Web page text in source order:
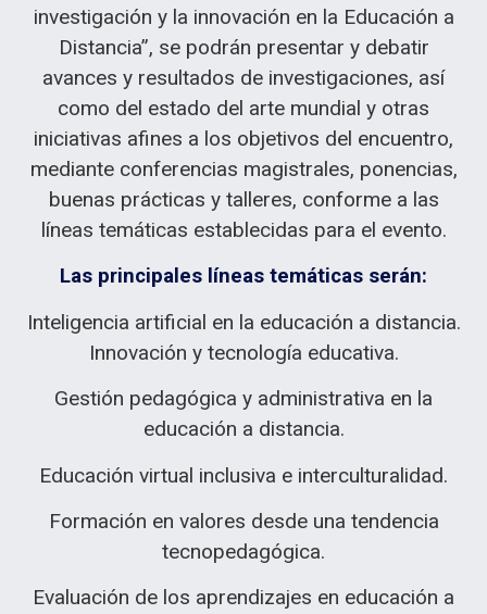
investigación y la innovación en la Educación a
Distancia”, se podrán presentar y debatir
avances y resultados de investigaciones, así
como del estado del arte mundial y otras
iniciativas afines a los objetivos del encuentro,
mediante conferencias magistrales, ponencias,
buenas prácticas y talleres, conforme a las
líneas temáticas establecidas para el evento.
Las principales líneas temáticas serán:
Inteligencia artificial en la educación a distancia.
Innovación y tecnología educativa.
Gestión pedagógica y administrativa en la
educación a distancia.
Educación virtual inclusiva e interculturalidad.
Formación en valores desde una tendencia
tecnopedagógica.
Evaluación de los aprendizajes en educación a